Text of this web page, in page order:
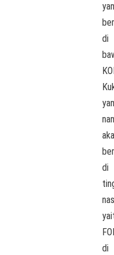
di
di
di